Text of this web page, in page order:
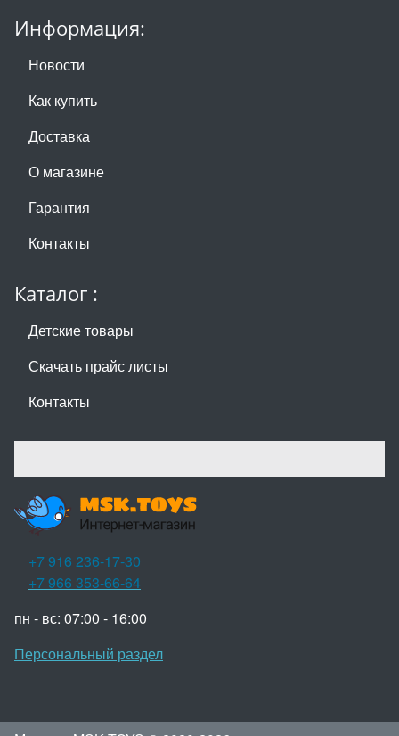
Информация:
Новости
Как купить
Доставка
О магазине
Гарантия
Контакты
Каталог :
Детские товары
Скачать прайс листы
Контакты
+7 916 236-17-30
+7 966 353-66-64
пн - вс: 07:00 - 16:00
Персональный раздел